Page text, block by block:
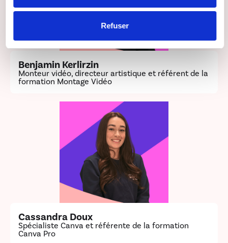
de leurs services.
Refuser
Benjamin Kerlirzin
Monteur vidéo, directeur artistique et référent de la
formation Montage Vidéo
Cassandra Doux
Spécialiste Canva et référente de la formation
Canva Pro